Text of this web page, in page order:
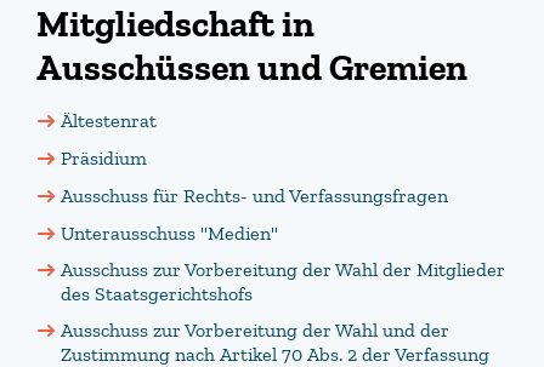
Mitgliedschaft in
Ausschüssen und Gremien
Ältestenrat
Präsidium
Ausschuss für Rechts- und Verfassungsfragen
Unterausschuss "Medien"
Ausschuss zur Vorbereitung der Wahl der Mitglieder
des Staatsgerichtshofs
Ausschuss zur Vorbereitung der Wahl und der
Zustimmung nach Artikel 70 Abs. 2 der Verfassung